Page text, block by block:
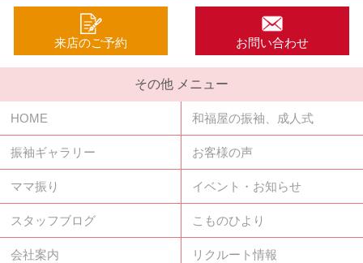
来店のご予約 お問い合わせ
その他 メニュー
HOME 和福屋の振袖、成人式
振袖ギャラリー お客様の声
ママ振り イベント・お知らせ
スタッフブログ こものひより
会社案内 リクルート情報